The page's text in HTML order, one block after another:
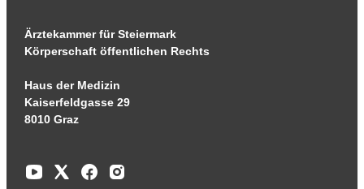
Ärztekammer für Steiermark
Körperschaft öffentlichen Rechts
Haus der Medizin
Kaiserfeldgasse 29
8010 Graz